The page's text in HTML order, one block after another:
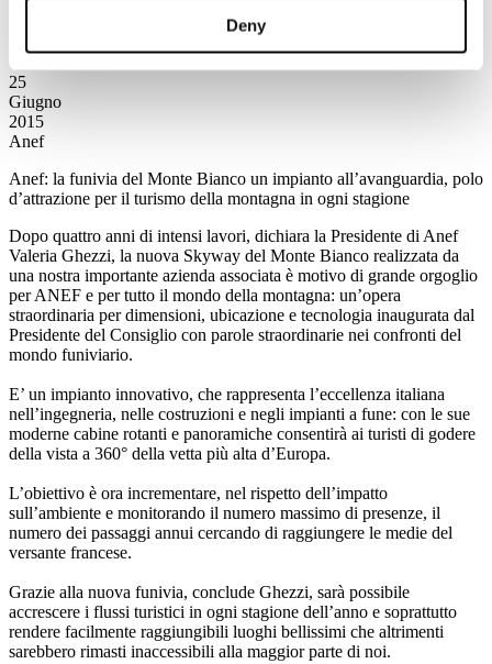
Deny
contratti e conciliazione dei tempi vita - lavoro
25
Giugno
2015
Anef
Anef: la funivia del Monte Bianco un impianto all’avanguardia, polo
d’attrazione per il turismo della montagna in ogni stagione
Dopo quattro anni di intensi lavori, dichiara la Presidente di Anef
Valeria Ghezzi, la nuova Skyway del Monte Bianco realizzata da
una nostra importante azienda associata è motivo di grande orgoglio
per ANEF e per tutto il mondo della montagna: un’opera
straordinaria per dimensioni, ubicazione e tecnologia inaugurata dal
Presidente del Consiglio con parole straordinarie nei confronti del
mondo funiviario.
E’ un impianto innovativo, che rappresenta l’eccellenza italiana
nell’ingegneria, nelle costruzioni e negli impianti a fune: con le sue
moderne cabine rotanti e panoramiche consentirà ai turisti di godere
della vista a 360° della vetta più alta d’Europa.
L’obiettivo è ora incrementare, nel rispetto dell’impatto
sull’ambiente e monitorando il numero massimo di presenze, il
numero dei passaggi annui cercando di raggiungere le medie del
versante francese.
Grazie alla nuova funivia, conclude Ghezzi, sarà possibile
accrescere i flussi turistici in ogni stagione dell’anno e soprattutto
rendere facilmente raggiungibili luoghi bellissimi che altrimenti
sarebbero rimasti inaccessibili alla maggior parte di noi.